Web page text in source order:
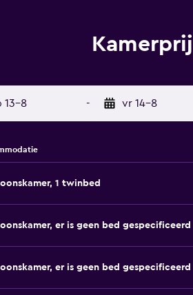
13-8 - vr 14-8
1 twinbed
er is geen bed gespecificeerd
er is geen bed gespecificeerd